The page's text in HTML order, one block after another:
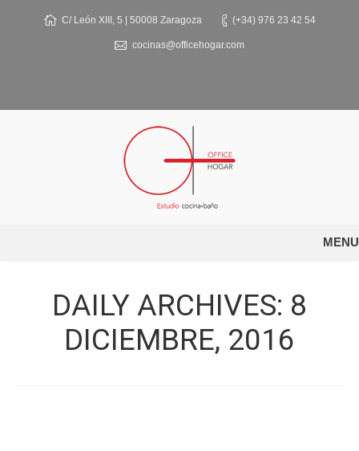
C/ León XIII, 5 | 50008 Zaragoza (+34) 976 23 42 54
cocinas@officehogar.com
MENU
DAILY ARCHIVES: 8
DICIEMBRE, 2016